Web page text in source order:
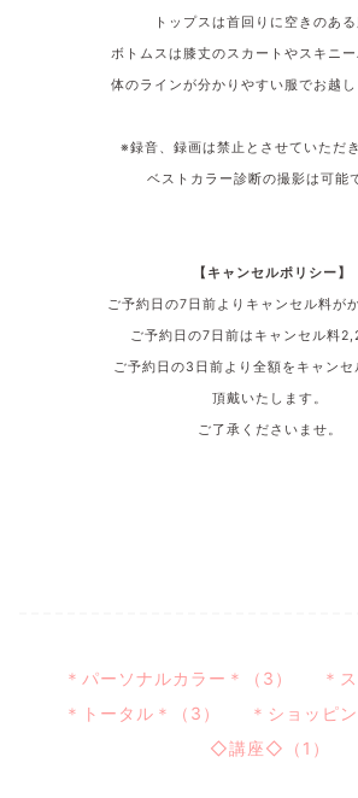
トップスは首回りに空きのある
ボトムスは膝丈のスカートやスキニ
体のラインが分かりやすい服でお越し
※録音、録画は禁止とさせていただ
ベストカラー診断の撮影は可能
【キャンセルポリシー】
ご予約日の7日前よりキャンセル料が
ご予約日の7日 前はキャンセル料
ご予約日の3 日前より全額をキャンセ
頂戴いたします。
ご了承くださいませ。
＊パーソナルカラー＊（3）
＊
＊トータル＊（3）
＊ショッピ
◇講座◇（1）